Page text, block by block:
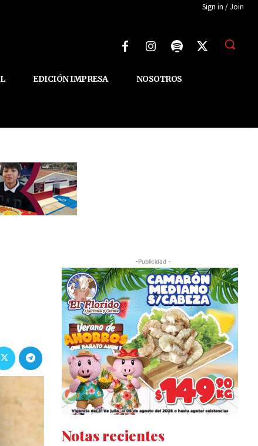
Sign in / Join
EDICIÓN IMPRESA NOSOTROS
-Publicidad -
Notas recientes